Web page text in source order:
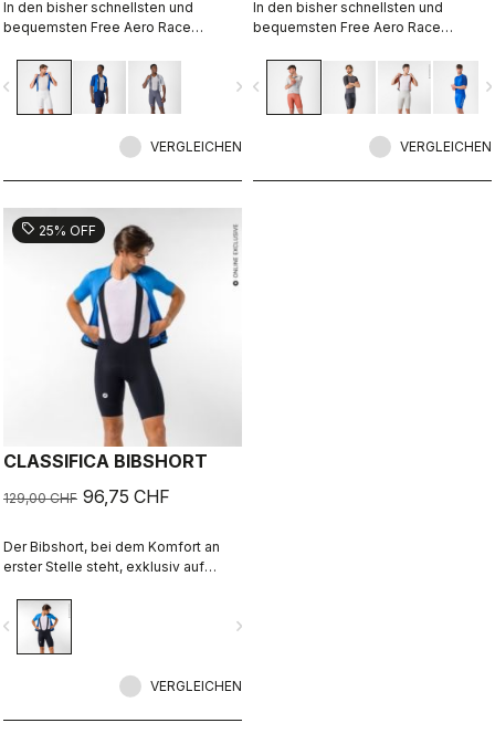
In den bisher schnellsten und
bequemsten Free Aero Race
Tragekomfort und Aerodynamik
miteinander.
navigate_next
VERGLEICHEN
In den bisher schnellsten und
bequemsten Free Aero Race
Tragekomfort und Aerodynamik
miteinander.
navigate_before
VERGLEICHEN
sell 25% OFF
CLASSIFICA BIBSHORT
129,00 CHF 96,75 CHF
Der Bibshort, bei dem Komfort an
erster Stelle steht, exklusiv auf
navigate_next
VERGLEICHEN